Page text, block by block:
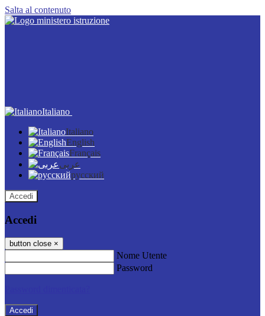
Salta al contenuto
Italiano
Italiano
English
Français
عربى
русский
Accedi
Accedi
button close ×
Nome Utente
Password